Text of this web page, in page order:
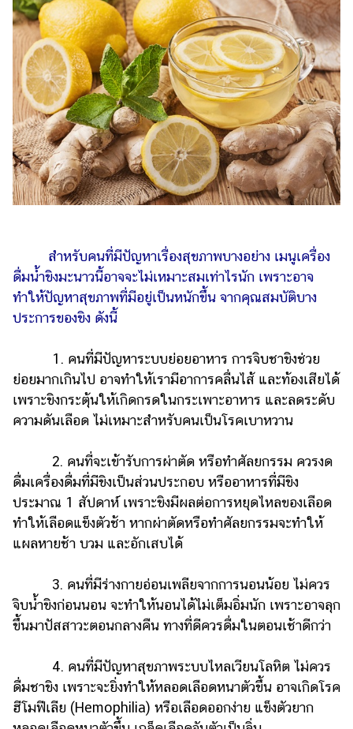
สำหรับคนที่มีปัญหาเรื่องสุขภาพบางอย่าง เมนูเครื่อง
ดื่มน้ำขิงมะนาวนี้อาจจะไม่เหมาะสมเท่าไรนัก เพราะอาจ
ทำให้ปัญหาสุขภาพที่มีอยู่เป็นหนักขึ้น จากคุณสมบัติบาง
ประการของขิง ดังนี้
1. คนที่มีปัญหาระบบย่อยอาหาร การจิบชาขิงช่วย
ย่อยมากเกินไป อาจทำให้เรามีอาการคลื่นไส้ และท้องเสียได้
เพราะขิงกระตุ้นให้เกิดกรดในกระเพาะอาหาร และลดระดับ
ความดันเลือด ไม่เหมาะสำหรับคนเป็นโรคเบาหวาน
2. คนที่จะเข้ารับการผ่าตัด หรือทำศัลยกรรม ควรงด
ดื่มเครื่องดื่มที่มีขิงเป็นส่วนประกอบ หรืออาหารที่มีขิง
ประมาณ 1 สัปดาห์ เพราะขิงมีผลต่อการหยุดไหลของเลือด
ทำให้เลือดแข็งตัวช้า หากผ่าตัดหรือทำศัลยกรรมจะทำให้
แผลหายช้า บวม และอักเสบได้
3. คนที่มีร่างกายอ่อนเพลียจากการนอนน้อย ไม่ควร
จิบน้ำขิงก่อนนอน จะทำให้นอนได้ไม่เต็มอิ่มนัก เพราะอาจลุก
ขึ้นมาปัสสาวะตอนกลางคืน ทางที่ดีควรดื่มในตอนเช้าดีกว่า
4. คนที่มีปัญหาสุขภาพระบบไหลเวียนโลหิต ไม่ควร
ดื่มชาขิง เพราะจะยิ่งทำให้หลอดเลือดหนาตัวขึ้น อาจเกิดโรค
ฮีโมฟีเลีย (Hemophilia) หรือเลือดออกง่าย แข็งตัวยาก